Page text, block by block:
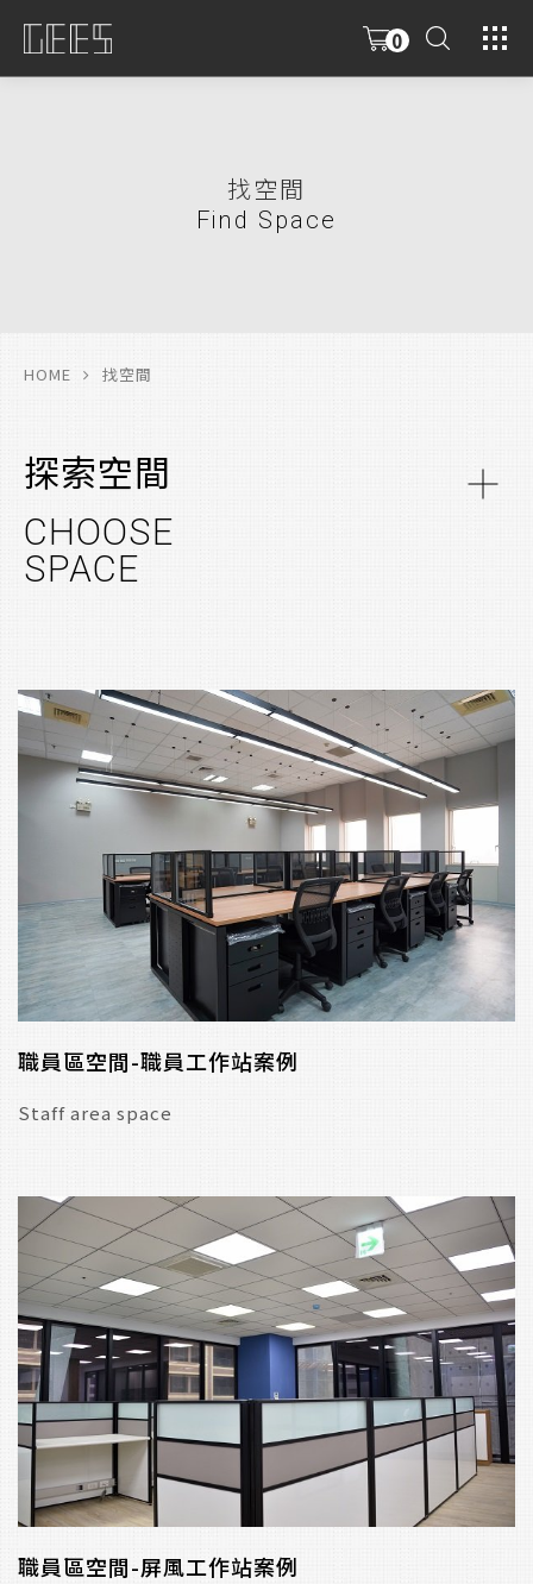
0
找空間
Find Space
HOME 找空間
探索空間
CHOOSE
SPACE
職員區空間-職員工作站案例
Staff area space
職員區空間-屏風工作站案例